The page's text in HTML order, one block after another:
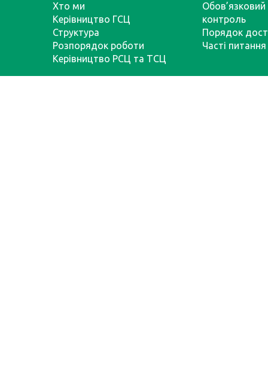
Хто ми
Керівництво ГСЦ
Структура
Розпорядок роботи
Керівництво РСЦ та ТСЦ
Обов’язковий
контроль
Порядок
Часті питання